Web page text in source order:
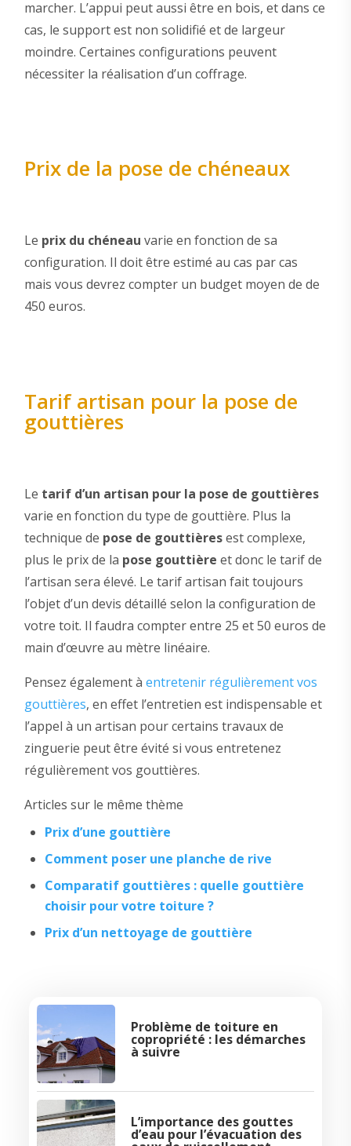
marcher. L’appui peut aussi être en bois, et dans ce
cas, le support est non solidifié et de largeur
moindre. Certaines configurations peuvent
nécessiter la réalisation d’un coffrage.
Prix de la pose de chéneaux
Le prix du chéneau varie en fonction de sa
configuration. Il doit être estimé au cas par cas
mais vous devrez compter un budget moyen de de
450 euros.
Tarif artisan pour la pose de
gouttières
Le tarif d’un artisan pour la pose de gouttières
varie en fonction du type de gouttière. Plus la
technique de pose de gouttièresest complexe,
plus le prix de la pose gouttière et donc le tarif de
l’artisan sera élevé. Le tarif artisan fait toujours
l’objet d’un devis détaillé selon la configuration de
votre toit. Il faudra compter entre 25 et 50 euros de
main d’œuvre au mètre linéaire.
Pensez également à entretenir régulièrement vos
gouttières, en effet l’entretien est indispensable et
l’appel à un artisan pour certains travaux de
zinguerie peut être évité si vous entretenez
régulièrement vos gouttières.
Articles sur le même thème
Prix d’une gouttière
Comment poser une planche de rive
Comparatif gouttières : quelle gouttière
choisir pour votre toiture ?
Prix d’un nettoyage de gouttière
Problème de toiture en
copropriété : les démarches
à suivre
L’importance des gouttes
d’eau pour l’évacuation des